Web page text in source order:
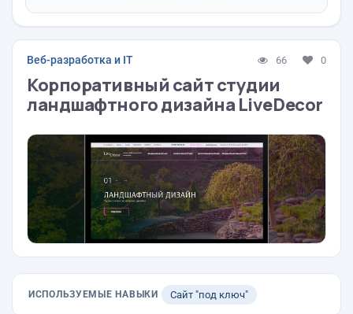
Веб-разработка и IT 66 0
Корпоративный сайт студии
ландшафтного дизайна LiveDecor
ИСПОЛЬЗУЕМЫЕ НАВЫКИ Сайт "под ключ"